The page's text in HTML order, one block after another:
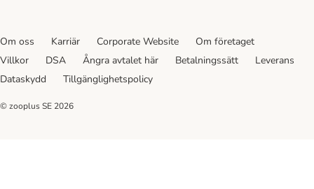
Om oss Karriär Corporate Website
Om företaget
Villkor
DSA Ångra avtalet här Betalningssätt
Leverans
Dataskydd
Tillgänglighetspolicy
© zooplus SE 2026